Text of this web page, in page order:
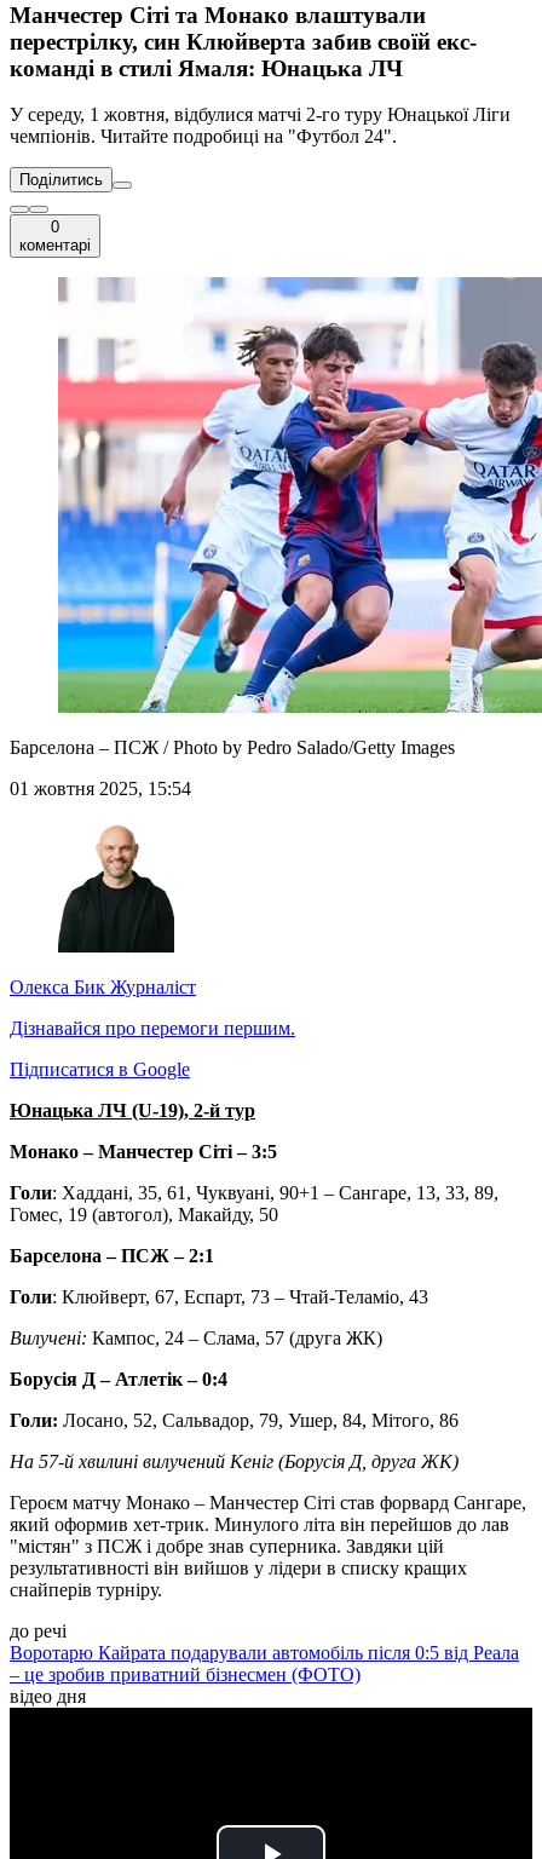
Манчестер Сіті та Монако влаштували
перестрілку, син Клюйверта забив своїй екс-
команді в стилі Ямаля: Юнацька ЛЧ
У середу, 1 жовтня, відбулися матчі 2-го туру Юнацької Ліги
чемпіонів. Читайте подробиці на "Футбол 24".
Поділитись
0
коментарі
Барселона – ПСЖ / Photo by Pedro Salado/Getty Images
01 жовтня 2025, 15:54
Олекса Бик Журналіст
Дізнавайся про перемоги першим.
Підписатися в Google
Юнацька ЛЧ (U-19), 2-й тур
Монако – Манчестер Сіті – 3:5
Голи: Хаддані, 35, 61, Чуквуані, 90+1 – Сангаре, 13, 33, 89,
Гомес, 19 (автогол), Макайду, 50
Барселона – ПСЖ – 2:1
Голи: Клюйверт, 67, Еспарт, 73 – Чтай-Теламіо, 43
Вилучені: Кампос, 24 – Слама, 57 (друга ЖК)
Борусія Д – Атлетік – 0:4
Голи: Лосано, 52, Сальвадор, 79, Ушер, 84, Мітого, 86
На 57-й хвилині вилучений Кеніг (Борусія Д, друга ЖК)
Героєм матчу Монако – Манчестер Сіті став форвард Сангаре,
який оформив хет-трик. Минулого літа він перейшов до лав
"містян" з ПСЖ і добре знав суперника. Завдяки цій
результативності він вийшов у лідери в списку кращих
снайперів турніру.
до речі
Воротарю Кайрата подарували автомобіль після 0:5 від Реала
– це зробив приватний бізнесмен (ФОТО)
відео дня